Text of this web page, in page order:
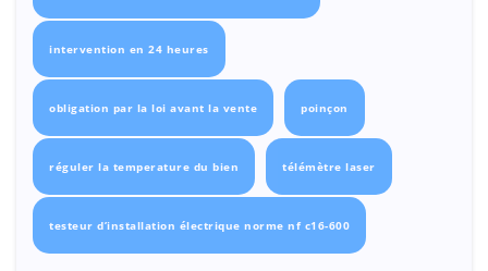
intervention en 24 heures
obligation par la loi avant la vente poinçon
réguler la temperature du bien télémètre laser
testeur d’installation électrique norme nf c16-600